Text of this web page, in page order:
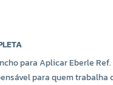
para Aplicar Eberle Ref.
para quem trabalha